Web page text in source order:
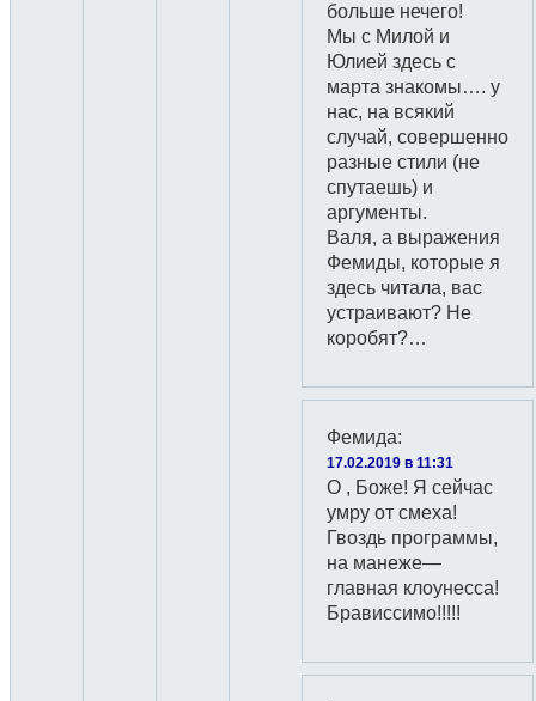
больше нечего!
Мы с Милой и
Юлией здесь с
марта знакомы…. у
нас, на всякий
случай, совершенно
разные стили (не
спутаешь) и
аргументы.
Валя, а выражения
Фемиды, которые я
здесь читала, вас
устраивают? Не
коробят?…
Фемида:
17.02.2019 в 11:31
О , Боже! Я сейчас
умру от смеха!
Гвоздь программы,
на манеже—
главная клоунесса!
Брависсимо!!!!!